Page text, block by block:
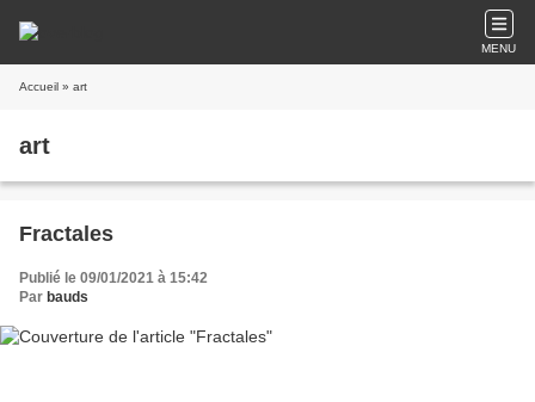
MENU
Accueil » art
art
Fractales
Publié le 09/01/2021 à 15:42
Par bauds